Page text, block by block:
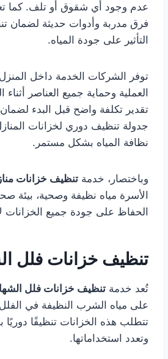
عدم وجود أي شقوق أو تلف. كما
فرق مدربة وأدوات حديثة لضمان
التأثير على جودة المياه.
توفر الشركات الخدمة داخل
العملية وحماية جميع العناصر
تقدير تكلفة واضح قبل البدء
جدولة تنظيف دوري لخزانات
نظافة المياه بشكل مستمر.
وباختصار، خدمة تنظيف خزانات
الأسرة مياه نظيفة وصحية، بيئة
الحفاظ على جودة جميع الخزانات
تنظيف خزانات فلل
تُعد خدمة تنظيف خزانات فلل
على مياه الشرب النظيفة في
تتطلب هذه الخزانات تنظيفًا دوريًا
وتعدد استخداماتها.